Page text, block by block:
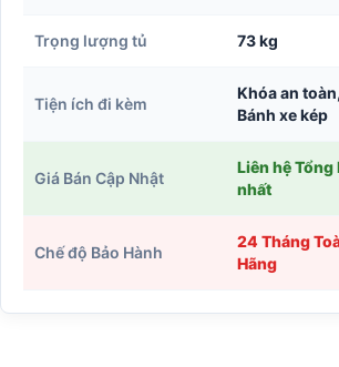
Trọng lượng tủ 73 kg
Tiện ích đi kèm
Khóa an
Bánh xe kép
Giá Bán Cập Nhật
Liên hệ Tổng
nhất
Chế độ Bảo Hành
24 Tháng
Hãng